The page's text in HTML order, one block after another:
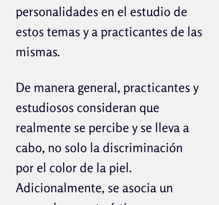
personalidades en el estudio de
estos temas y a practicantes de las
mismas.
De manera general, practicantes y
estudiosos consideran que
realmente se percibe y se lleva a
cabo, no solo la discriminación
por el color de la piel.
Adicionalmente, se asocia un